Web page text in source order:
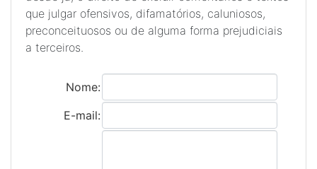
que julgar ofensivos, difamatórios, caluniosos,
preconceituosos ou de alguma forma prejudiciais
a terceiros.
Nome:
E-mail: